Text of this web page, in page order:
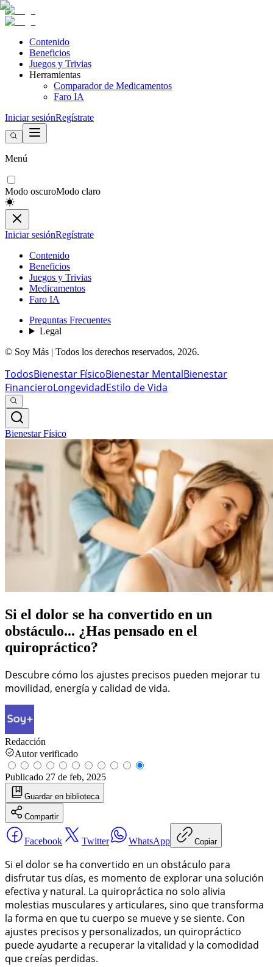
Contenido
Beneficios
Juegos y Trivias
Herramientas
Comparador de Medicamentos
Faro IA
Iniciar sesiónRegístrate
Menú
Modo oscuroModo claro
Iniciar sesiónRegístrate
Contenido
Beneficios
Juegos y Trivias
Medicamentos
Faro IA
Preguntas Frecuentes
Legal
© Soy Más | Todos los derechos reservados, 2026.
TodosBienestar FísicoBienestar MentalBienestar
FinancieroLongevidadEstilo de Vida
Bienestar Físico
Si el dolor se ha convertido en un
obstáculo... ¿Has pensado en el
quiropráctico?
Descubre cómo los ajustes precisos pueden mejorar tu
movilidad, energía y calidad de vida.
Redacción
Autor verificado
Publicado 27 de feb, 2025
Guardar en biblioteca
Compartir
Facebook Twitter WhatsApp Copiar
Si el dolor se ha convertido en un obstáculo para
disfrutar tus días, es momento de explorar una solución
efectiva y natural. La quiropráctica no solo alivia
molestias musculares y articulares, sino que transforma
la forma en que tu cuerpo se mueve y se siente. Con
ajustes precisos y personalizados, un quiropráctico
puede ayudarte a recuperar la vitalidad y la comodidad
que creías perdidas.